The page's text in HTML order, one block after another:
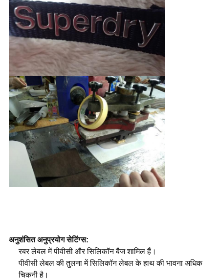
अनुशंसित अनुप्रयोग सेटिंग्स:
रबर लेबल में पीवीसी और सिलिकॉन बैज शामिल हैं।
पीवीसी लेबल की तुलना में सिलिकॉन लेबल के हाथ की भावना अधिक
चिकनी है।